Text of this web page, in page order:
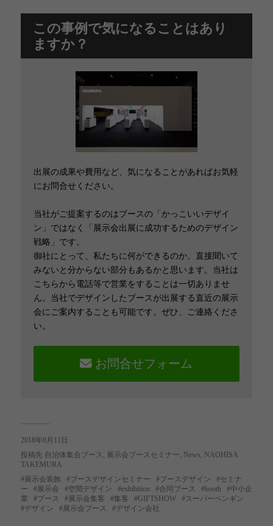
この事例で気になることはあり
ますか？
出展の成果や費用など、気になることがあればお気軽
にお問合せください。
当社がご提案するのはブースの「かっこいいデザイ
ン」ではなく「展示会出展に成功するためのデザイン
戦略」です。
御社にとって、私たちに何ができるのか。直接聞いて
みないと分からない部分もあるかと思います。当社は
こちらから電話等で営業をすることは一切ありませ
ん。当社でデザインしたブースが出展する直近の展示
会にご案内することも可能です。ぜひ、ご連絡くださ
い。
お問合せフォーム
2018年8月11日
投稿先 自治体集合ブース , 展示会ブースセミナー, News, NAOHISA
TAKEMURA
展示会装飾
ブースデザインセミナー ブースデザイン
セミナ
ー
展示会 空間デザイン exhibition 合同ブース booth
中小企
業
ブース 展示会集客 集客 GIFTSHOW
スーパーペンギン
デザイン
展示会ブース デザイン会社